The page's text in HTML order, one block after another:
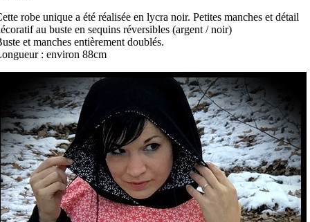
robe unique a été réalisée en lycra noir. Petites manches et détail
au buste en sequins réversibles (argent / noir)
et manches entièrement doublés.
: environ 88cm